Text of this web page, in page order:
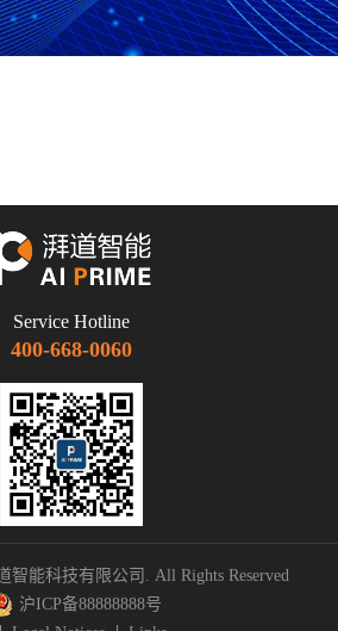
Service Hotline
400-668-0060
智能科技有限公司. All Rights Reserved
沪ICP备88888888号